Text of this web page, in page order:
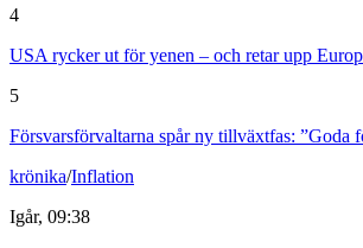
4
USA rycker ut för yenen – och retar upp
5
Försvarsförvaltarna spår ny tillväxtfas: ”Goda
krönika/Inflation
Igår, 09:38